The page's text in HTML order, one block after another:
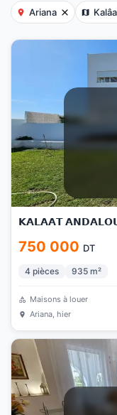
Ariana
𝗞𝗔𝗟𝗔𝗔𝗧
750 000 DT
4 pièces 935 m²
Maisons à louer
Ariana, hier